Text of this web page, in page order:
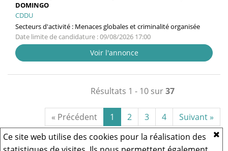
Ce site web utilise des cookies pour la réalisation des
DOMINGO
CDDU
Secteurs d'activité : Menaces globales et criminalité organisée
Date limite de candidature : 09/08/2026 17:00
Voir l'annonce
Résultats 1 - 10 sur37
« Précédent 1 2 3 4 Suivant »